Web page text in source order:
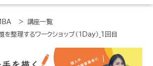
> 講座一覧
整理するワークショップ（１Day）_1回目